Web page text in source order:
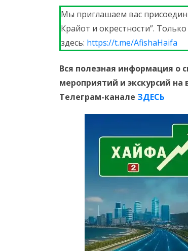
Мы приглашаем вас
Крайот и окрестности”.
здесь: https://t.me/AfishaHaifa
Вся полезная информация о
мероприятий и экскурсий
Телеграм-канале ЗДЕСЬ